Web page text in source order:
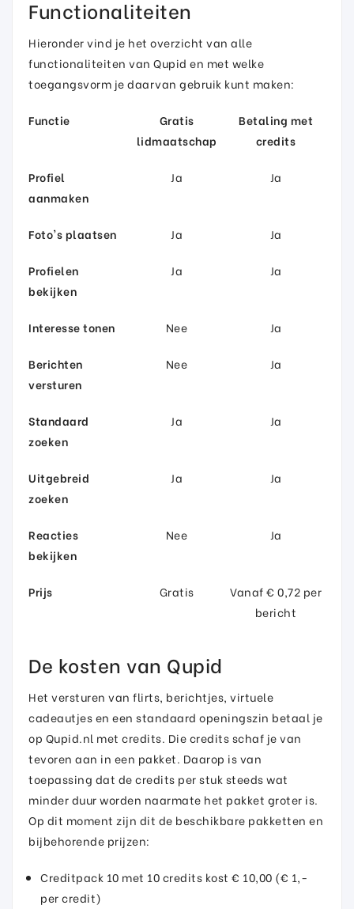
Functionaliteiten
Hieronder vind je het overzicht van alle
functionaliteiten van Qupid en met welke
toegangsvorm je daarvan gebruik kunt maken:
Functie
Gratis
lidmaatschap
Betaling met
credits
Profiel
aanmaken
Ja Ja
Foto's plaatsen Ja Ja
Profielen
bekijken
Ja Ja
Interesse tonen Nee Ja
Berichten
versturen
Nee Ja
Standaard
zoeken
Ja Ja
Uitgebreid
zoeken
Ja Ja
Reacties
bekijken
Nee Ja
Prijs Gratis
Vanaf € 0,72 per
bericht
De kosten van Qupid
Het versturen van flirts, berichtjes, virtuele
cadeautjes en een standaard openingszin betaal je
op Qupid.nl met credits. Die credits schaf je van
tevoren aan in een pakket. Daarop is van
toepassing dat de credits per stuk steeds wat
minder duur worden naarmate het pakket groter is.
Op dit moment zijn dit de beschikbare pakketten en
bijbehorende prijzen:
Creditpack 10 met 10 credits kost € 10,00 (€ 1,-
per credit)